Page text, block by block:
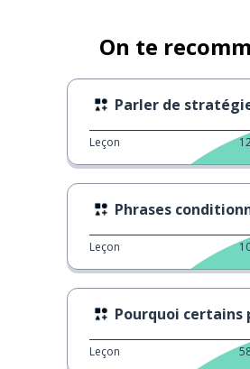
On te
Parler de
Leçon
Phrases
Leçon
Pourquoi certains pays
Leçon